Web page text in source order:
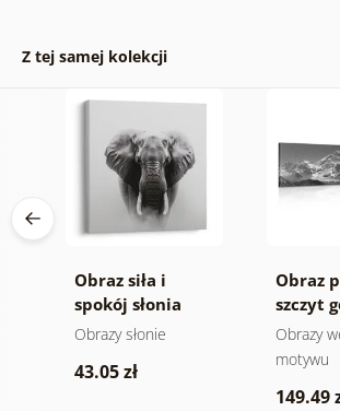
Z tej samej kolekcji
Obraz siła i
spokój słonia
Obrazy słonie
43.05 zł
Obraz
szczyt
wersji
białej
Obrazy
motywu
149.49